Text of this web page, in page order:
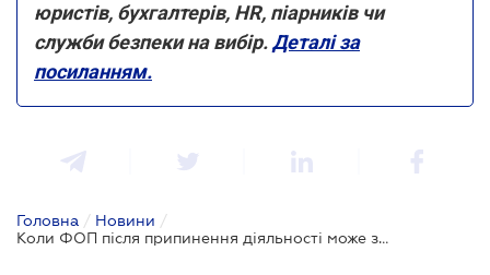
юристів, бухгалтерів, HR, піарників чи
служби безпеки на вибір.Деталі за
посиланням.
Головна / Новини /
Коли ФОП після припинення діяльності може знову зареєструватися спрощенцем